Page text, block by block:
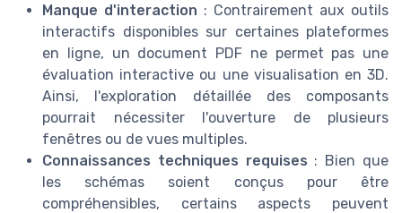
Manque d'interaction : Contrairement aux outils
interactifs disponibles sur certaines plateformes
en ligne, un document PDF ne permet pas une
évaluation interactive ou une visualisation en 3D.
Ainsi, l'exploration détaillée des composants
pourrait nécessiter l'ouverture de plusieurs
fenêtres ou de vues multiples.
Connaissances techniques requises : Bien que
les schémas soient conçus pour être
compréhensibles, certains aspects peuvent